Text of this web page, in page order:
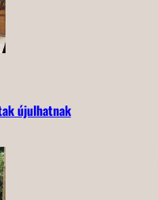
újulhatnak